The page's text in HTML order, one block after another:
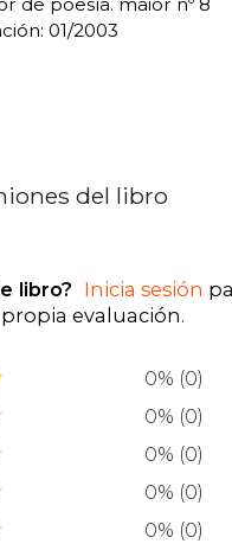
01/2003
del libro
libro? Inicia sesión
evaluación.
0% (0)
0% (0)
0% (0)
0% (0)
0% (0)